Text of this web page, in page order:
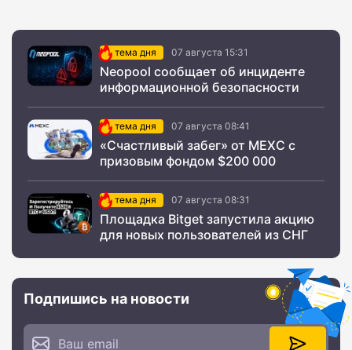
тема дня 07 августа 15:31
Neopool сообщает об инциденте
информационной безопасности
тема дня 07 августа 08:41
«Счастливый забег» от MEXC с
призовым фондом $200 000
тема дня 07 августа 08:31
Площадка Bitget запустила акцию
для новых пользователей из СНГ
Подпишись на новости